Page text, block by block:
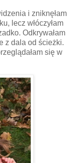
i zniknęłam
lecz włóczyłam
Odkrywałam
z dala od ścieżki.
się w